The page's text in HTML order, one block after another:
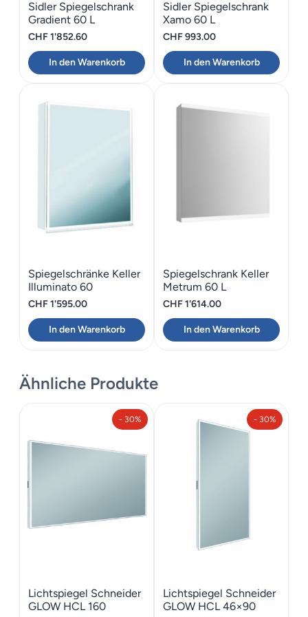
Sidler Spiegelschrank
Gradient 60 L
CHF1'852.60
In den Warenkorb
Sidler Spiegelschrank
Xamo 60 L
CHF993.00
In den Warenkorb
Spiegelschränke Keller
Illuminato 60
CHF1'595.00
In den Warenkorb
Spiegelschrank Keller
Metrum 60 L
CHF1'614.00
In den Warenkorb
Ähnliche Produkte
- 30%
Lichtspiegel Schneider
GLOW HCL 160
- 30%
Lichtspiegel Schneider
GLOW HCL 46×90